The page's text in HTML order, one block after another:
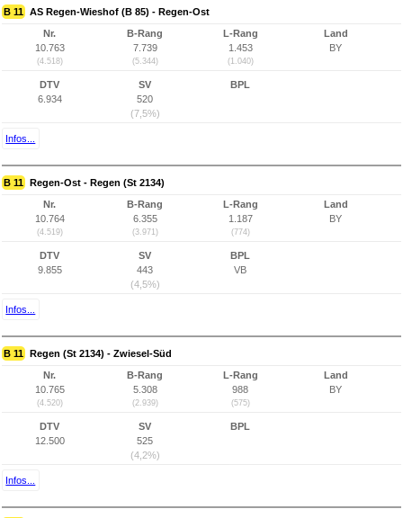
B 11 AS Regen-Wieshof (B 85) - Regen-Ost
Nr.
10.763
(4.518)
B-Rang
7.739
(5.344)
L-Rang
1.453
(1.040)
Land
BY
DTV
6.934
SV
520
(7,5%)
BPL
Infos...
B 11 Regen-Ost - Regen (St 2134)
Nr.
10.764
(4.519)
B-Rang
6.355
(3.971)
L-Rang
1.187
(774)
Land
BY
DTV
9.855
SV
443
(4,5%)
BPL
VB
Infos...
B 11 Regen (St 2134) - Zwiesel-Süd
Nr.
10.765
(4.520)
B-Rang
5.308
(2.939)
L-Rang
988
(575)
Land
BY
DTV
12.500
SV
525
(4,2%)
BPL
Infos...